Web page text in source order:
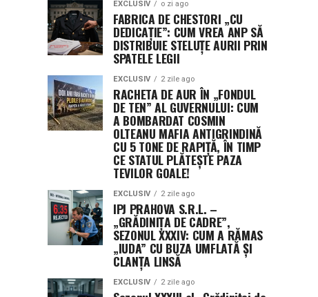
EXCLUSIV o zi ago
FABRICA DE CHESTORI „CU
DEDICAȚIE”: CUM VREA ANP SĂ
DISTRIBUIE STELUȚE AURII PRIN
SPATELE LEGII
EXCLUSIV 2 zile ago
RACHETA DE AUR ÎN „FONDUL
DE TEN” AL GUVERNULUI: CUM
A BOMBARDAT COSMIN
OLTEANU MAFIA ANTIGRINDINĂ
CU 5 TONE DE RAPIȚĂ, ÎN TIMP
CE STATUL PLĂTEȘTE PAZA
TEVILOR GOALE!
EXCLUSIV 2 zile ago
IPJ PRAHOVA S.R.L. –
„GRĂDINIȚA DE CADRE”,
SEZONUL XXXIV: CUM A RĂMAS
„IUDA” CU BUZA UMFLATĂ ȘI
CLANȚA LINSĂ
EXCLUSIV 2 zile ago